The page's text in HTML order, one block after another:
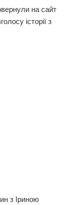
на сайт
історії з
з Іриною